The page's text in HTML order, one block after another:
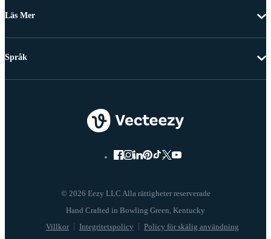
Läs Mer
© 2026 Eezy LLC Alla rättigheter reserverade
Villkor Integritetspolicy Policy för skälig användning
Språk